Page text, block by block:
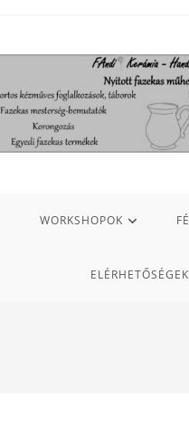
WORKSHOPOK
ELÉRHETŐSÉGEK